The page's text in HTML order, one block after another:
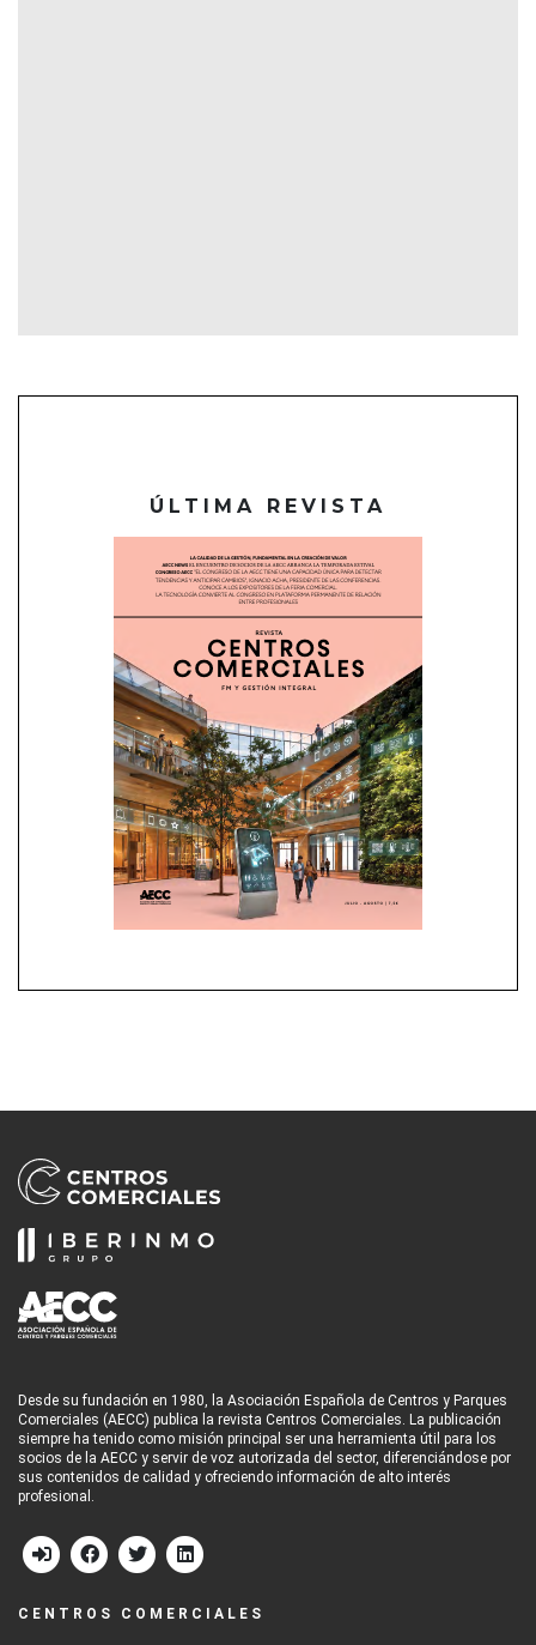
ÚLTIMA REVISTA
Desde su fundación en 1980, la Asociación Española de Centros y Parques
Comerciales (AECC) publica la revista Centros Comerciales. La publicación
siempre ha tenido como misión principal ser una herramienta útil para los
socios de la AECC y servir de voz autorizada del sector, diferenciándose por
sus contenidos de calidad y ofreciendo información de alto interés
profesional.
CENTROS COMERCIALES